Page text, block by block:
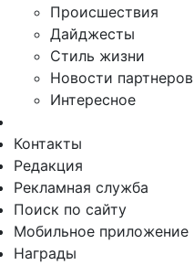
Происшествия
Дайджесты
Стиль жизни
Новости партнеров
Интересное
Контакты
Редакция
Рекламная служба
Поиск по сайту
Мобильное приложение
Награды